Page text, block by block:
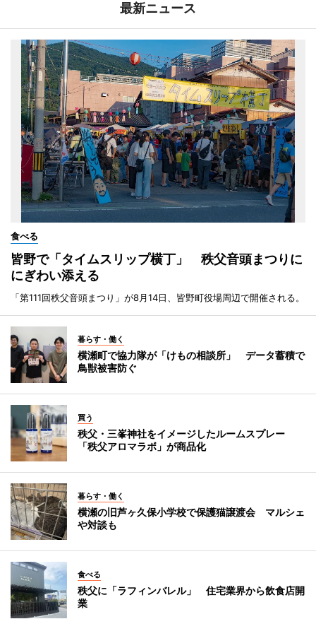
最新ニュース
食べる
皆野で「タイムスリップ横丁」 秩父音頭まつりに
にぎわい添える
「第111回秩父音頭まつり」が8月14日、皆野町役場周辺で開催される。
暮らす・働く
横瀬町で協力隊が「けもの相談所」 データ蓄積で
鳥獣被害防ぐ
買う
秩父・三峯神社をイメージしたルームスプレー
「秩父アロマラボ」が商品化
暮らす・働く
横瀬の旧芦ヶ久保小学校で保護猫譲渡会 マルシェ
や対談も
食べる
秩父に「ラフィンバレル」 住宅業界から飲食店開
業